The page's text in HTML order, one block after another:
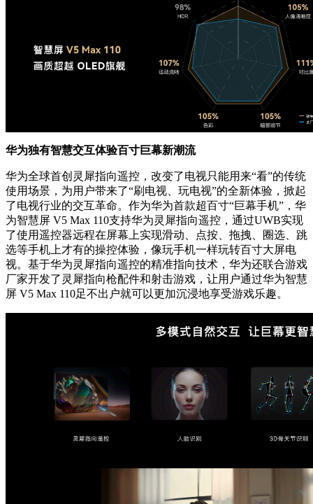
华为独有智慧交互体验百寸巨幕新潮流
华为全球首创灵犀指向遥控，改变了电视只能用来“看”的传统
使用场景，为用户带来了“刷电视、玩电视”的全新体验，掀起
了电视行业的交互革命。作为华为首款超百寸“巨幕手机”，华
为智慧屏 V5 Max 110支持华为灵犀指向遥控，通过UWB实现
了使用遥控器远程在屏幕上实现滑动、点按、拖拽、圈选、跳
选等手机上才有的操控体验，像玩手机一样玩转百寸大屏电
视。基于华为灵犀指向遥控的精准指向技术，华为还联合游戏
厂家开发了灵犀指向枪配件和射击游戏，让用户通过华为智慧
屏 V5 Max 110足不出户就可以更加沉浸地享受游戏乐趣。